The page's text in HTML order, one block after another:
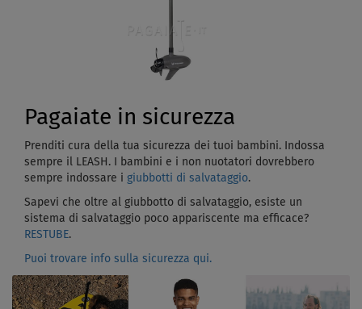
Pagaiate in sicurezza
Prenditi cura della tua sicurezza dei tuoi bambini. Indossa
sempre il LEASH. I bambini e i non nuotatori dovrebbero
sempre indossare i giubbotti di salvataggio.
Sapevi che oltre al giubbotto di salvataggio, esiste un
sistema di salvataggio poco appariscente ma efficace?
RESTUBE.
Puoi trovare info sulla sicurezza qui.